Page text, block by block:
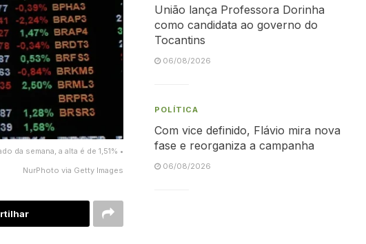
da semana, a alta é de 1,51% •
NurPhoto via Getty Images
União lança Professora Dorinha
como candidata ao governo do
Tocantins
06/08/2026
POLÍTICA
Com vice definido, Flávio mira nova
fase e reorganiza a campanha
06/08/2026